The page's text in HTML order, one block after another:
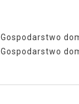
Gospodarstwo
Gospodarstwo